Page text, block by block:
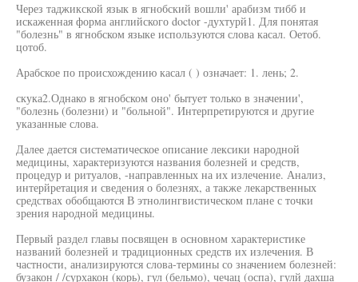
Через таджикской язык в ягнобский вошли' арабизм тибб и
искаженная форма английского doctor -духтурй1. Для понятая
"болезнь" в ягнобском языке используются слова касал. Оетоб.
цотоб.
Арабское по происхождению касал ( ) означает: 1. лень; 2.
скука2.Однако в ягнобском оно' бытует только в значении',
"болезнь (болезни) и "больной". Интерпретируются и другие
указанные слова.
Далее дается систематическое описание лексики народной
медицины, характеризуются названия болезней и средств,
процедур и ритуалов, -направленных на их излечение. Анализ,
интерйретация и сведения о болезнях, а также лекарственных
средствах обобщаются В этнолингвистическом плане с точки
зрения народной медицины.
Первый раздел главы посвящен в основном характеристике
названий болезней и традиционных средств их излечения. В
частности, анализируются слова-термины со значением болезней:
бузакон / /сурхакон (корь), гул (бельмо), чечац (оспа), гулй дахша